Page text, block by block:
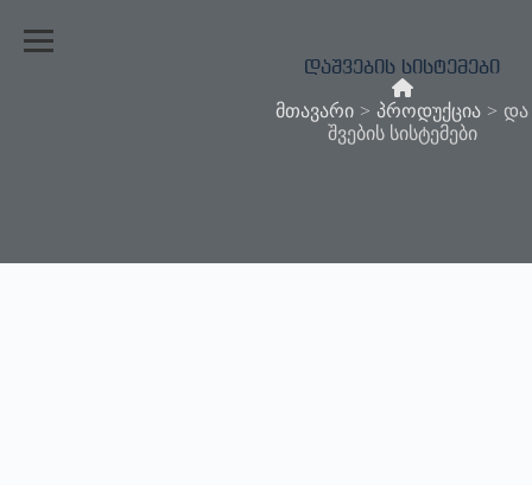
დაშვების სისტემები
მთავარი > პროდუქცია > და
შვების სისტემები